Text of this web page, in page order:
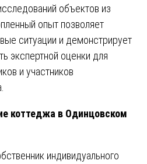
объектов из
опыт позволяет
ситуации и демонстрирует
экспертной оценки для
и участников
коттеджа в Одинцовском
индивидуального